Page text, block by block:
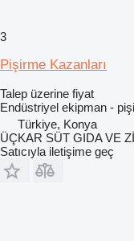
3
Pişirme Kazanları
Talep üzerine fiyat
Endüstriyel ekipman -
Türkiye, Konya
ÜÇKAR SÜT GIDA VE
Satıcıyla iletişime geç